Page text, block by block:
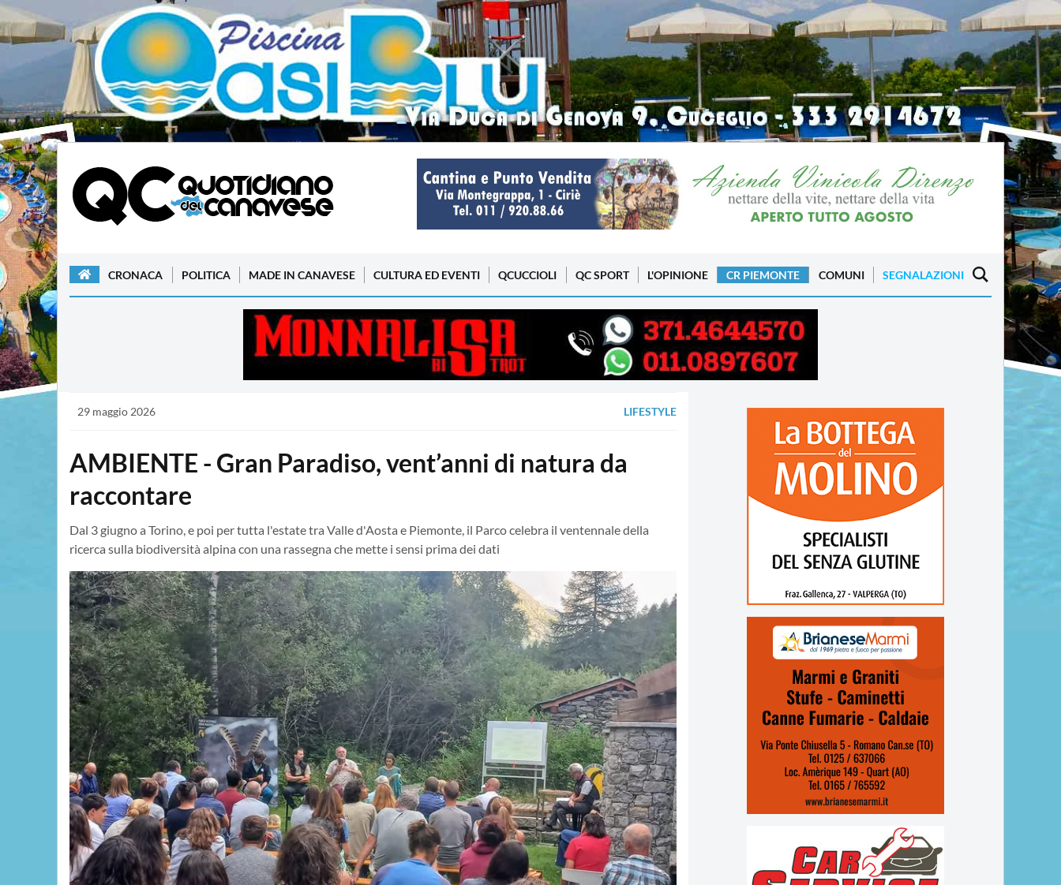
CRONACA POLITICA MADE IN CANAVESE CULTURA ED EVENTI QCUCCIOLI QC SPORT L'OPINIONE CR PIEMONTE COMUNI SEGNALAZIONI
29 maggio 2026 LIFESTYLE
AMBIENTE - Gran Paradiso, vent’anni di natura da
raccontare
Dal 3 giugno a Torino, e poi per tutta l'estate tra Valle d'Aosta e Piemonte, il Parco celebra il ventennale della
ricerca sulla biodiversità alpina con una rassegna che mette i sensi prima dei dati